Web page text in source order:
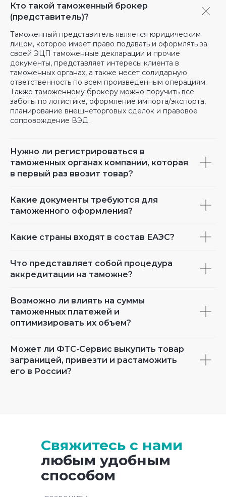
Кто такой таможенный брокер
(представитель)?
Таможенный представитель является юридическим
лицом, которое имеет право подавать и оформлять за
своей ЭЦП таможенные декларации и прочие
документы, представляет интересы клиента в
таможенных органах, а также несет солидарную
ответственность по всем произведенным операциям.
Также таможенному брокеру можно поручить все
заботы по логистике, оформление импорта/экспорта,
планирование внешнеторговых сделок и правовое
сопровождение ВЭД.
Нужно ли регистрироваться в
таможенных органах компании, которая
в первый раз ввозит товар?
Какие документы требуются для
таможенного оформления?
Какие страны входят в состав ЕАЭС?
Что представляет собой процедура
аккредитации на таможне?
Возможно ли влиять на суммы
таможенных платежей и
оптимизировать их объем?
Может ли ФТС-Сервис выкупить товар
заграницей, привезти и растаможить
его в России?
Свяжитесь с нами
любым удобным
способом